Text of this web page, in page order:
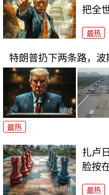
把全
最热
特朗普扔下两条路，
最热
扎卢
脸按
最热